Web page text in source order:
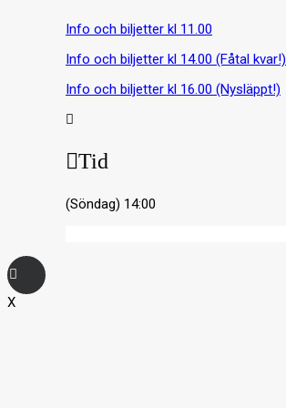
Info och biljetter kl 11.00
Info och biljetter kl 14.00 (Fåtal kvar!)
Info och biljetter kl 16.00 (Nysläppt!)
Tid
(Söndag) 14:00
X